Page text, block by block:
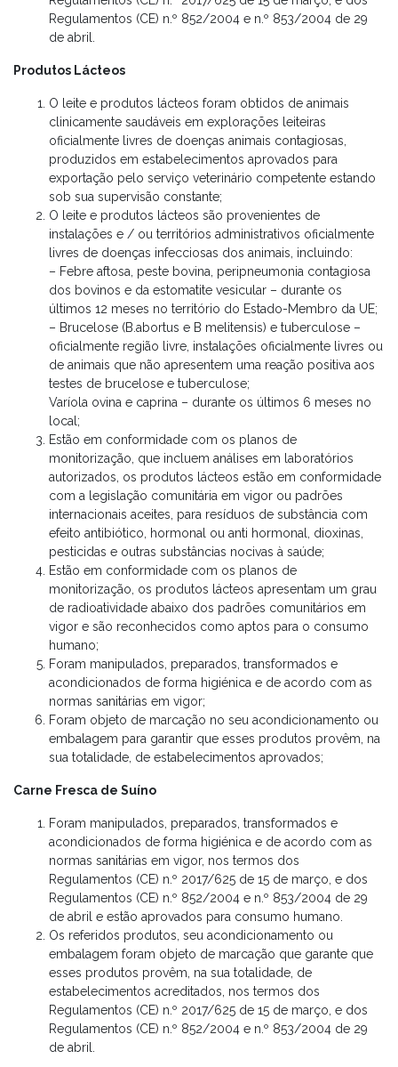
Regulamentos (CE) n.º 852/2004 e n.º 853/2004 de 29
de abril.
Produtos Lácteos
O leite e produtos lácteos foram obtidos de animais
clinicamente saudáveis em explorações leiteiras
oficialmente livres de doenças animais contagiosas,
produzidos em estabelecimentos aprovados para
exportação pelo serviço veterinário competente estando
sob sua supervisão constante;
O leite e produtos lácteos são provenientes de
instalações e / ou territórios administrativos oficialmente
livres de doenças infecciosas dos animais, incluindo:
– Febre aftosa, peste bovina, peripneumonia contagiosa
dos bovinos e da estomatite vesicular – durante os
últimos 12 meses no território do Estado-Membro da UE;
– Brucelose (B.abortus e B melitensis) e tuberculose –
oficialmente região livre, instalações oficialmente livres ou
de animais que não apresentem uma reação positiva aos
testes de brucelose e tuberculose;
Varíola ovina e caprina – durante os últimos 6 meses no
local;
Estão em conformidade com os planos de
monitorização, que incluem análises em laboratórios
autorizados, os produtos lácteos estão em conformidade
com a legislação comunitária em vigor ou padrões
internacionais aceites, para resíduos de substância com
efeito antibiótico, hormonal ou anti hormonal, dioxinas,
pesticidas e outras substâncias nocivas à saúde;
Estão em conformidade com os planos de
monitorização, os produtos lácteos apresentam um grau
de radioatividade abaixo dos padrões comunitários em
vigor e são reconhecidos como aptos para o consumo
humano;
Foram manipulados, preparados, transformados e
acondicionados de forma higiénica e de acordo com as
normas sanitárias em vigor;
Foram objeto de marcação no seu acondicionamento ou
embalagem para garantir que esses produtos provêm, na
sua totalidade, de estabelecimentos aprovados;
Carne Fresca de Suíno
Foram manipulados, preparados, transformados e
acondicionados de forma higiénica e de acordo com as
normas sanitárias em vigor, nos termos dos
Regulamentos (CE) n.º 2017/625 de 15 de março, e dos
Regulamentos (CE) n.º 852/2004 e n.º 853/2004 de 29
de abril e estão aprovados para consumo humano.
Os referidos produtos, seu acondicionamento ou
embalagem foram objeto de marcação que garante que
esses produtos provêm, na sua totalidade, de
estabelecimentos acreditados, nos termos dos
Regulamentos (CE) n.º 2017/625 de 15 de março, e dos
Regulamentos (CE) n.º 852/2004 e n.º 853/2004 de 29
de abril.